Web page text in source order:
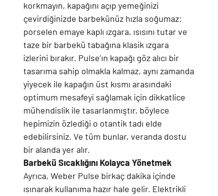
korkmayın, kapağını açıp yemeğinizi
çevirdiğinizde barbekünüz hızla soğumaz:
porselen emaye kaplı ızgara, ısısını tutar ve
taze bir barbekü tabağına klasik ızgara
izlerini bırakır. Pulse’ın kapağı göz alıcı bir
tasarıma sahip olmakla kalmaz, aynı zamanda
yiyecek ile kapağın üst kısmı arasındaki
optimum mesafeyi sağlamak için dikkatlice
mühendislik ile tasarlanmıştır, böylece
hepimizin özlediği o otantik tadı elde
edebilirsiniz. Ve tüm bunlar, veranda dostu
bir alanda yer alır.
Barbekü Sıcaklığını Kolayca Yönetmek
Ayrıca, Weber Pulse birkaç dakika içinde
ısınarak kullanıma hazır hale gelir. Elektrikli